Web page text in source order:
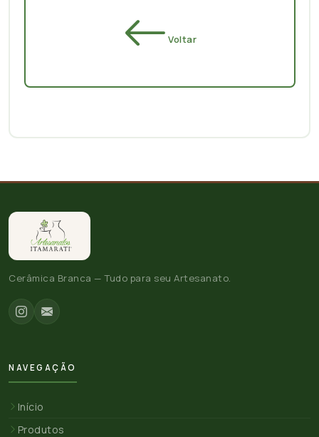
Voltar
Cerâmica Branca — Tudo para seu Artesanato.
NAVEGAÇÃO
Início
Produtos